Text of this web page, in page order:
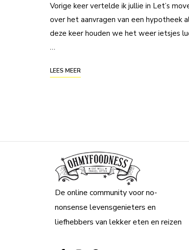
Vorige keer vertelde ik jullie in Let’s
over het aanvragen van een hypotheek
deze keer houden we het weer ietsjes
…
LEES MEER
De online community voor no-
nonsense levensgenieters en
liefhebbers van lekker eten en reizen